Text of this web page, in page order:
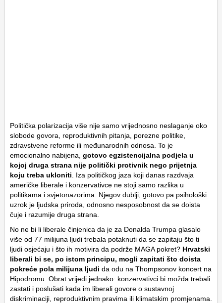
Politička polarizacija više nije samo vrijednosno neslaganje oko
slobode govora, reproduktivnih pitanja, porezne politike,
zdravstvene reforme ili međunarodnih odnosa. To je
emocionalno nabijena, gotovo egzistencijalna podjela u
kojoj druga strana nije politički protivnik nego prijetnja
koju treba ukloniti . Iza političkog jaza koji danas razdvaja
američke liberale i konzervativce ne stoji samo razlika u
politikama i svjetonazorima. Njegov dublji, gotovo pa psihološki
uzrok je ljudska priroda, odnosno nesposobnost da se doista
čuje i razumije druga strana.
No ne bi li liberale činjenica da je za Donalda Trumpa glasalo
više od 77 milijuna ljudi trebala potaknuti da se zapitaju što ti
ljudi osjećaju i što ih motivira da podrže MAGA pokret? Hrvatski
liberali bi se, po istom principu, mogli zapitati što doista
pokreće pola milijuna ljudi da odu na Thompsonov koncert na
Hipodromu. Obrat vrijedi jednako: konzervativci bi možda trebali
zastati i poslušati kada im liberali govore o sustavnoj
diskriminaciji, reproduktivnim pravima ili klimatskim promjenama.